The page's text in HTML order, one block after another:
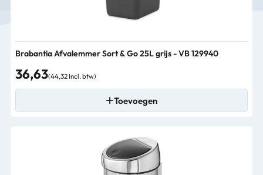
Brabantia Afvalemmer Sort & Go 25L grijs - VB 129940
36,63(44,32 Incl. btw)
Toevoegen